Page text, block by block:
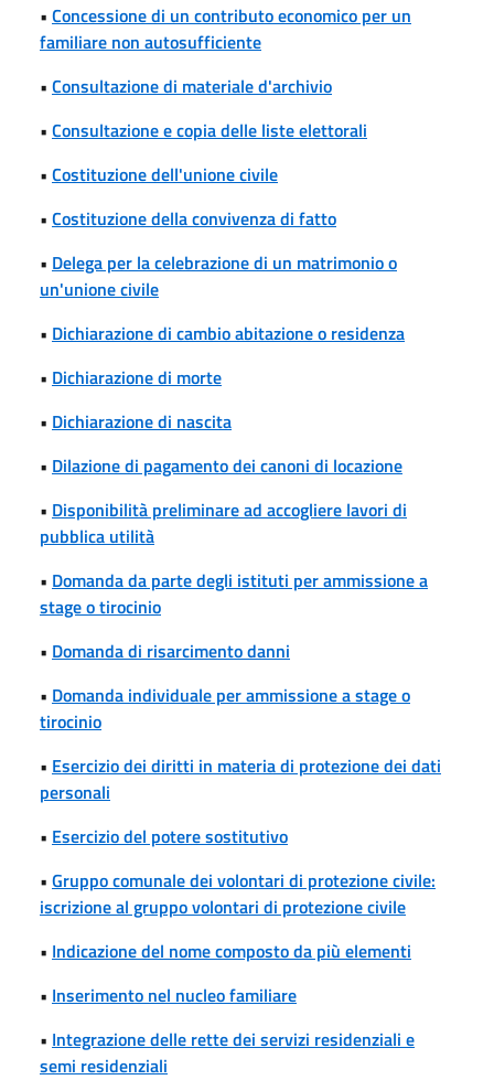
• Concessione di un contributo economico per un
familiare non autosufficiente
• Consultazione di materiale d'archivio
• Consultazione e copia delle liste elettorali
• Costituzione dell'unione civile
• Costituzione della convivenza di fatto
• Delega per la celebrazione di un matrimonio o
un'unione civile
• Dichiarazione di cambio abitazione o residenza
• Dichiarazione di morte
• Dichiarazione di nascita
• Dilazione di pagamento dei canoni di locazione
• Disponibilità preliminare ad accogliere lavori di
pubblica utilità
• Domanda da parte degli istituti per ammissione a
stage o tirocinio
• Domanda di risarcimento danni
• Domanda individuale per ammissione a stage o
tirocinio
• Esercizio dei diritti in materia di protezione dei dati
personali
• Esercizio del potere sostitutivo
• Gruppo comunale dei volontari di protezione civile:
iscrizione al gruppo volontari di protezione civile
• Indicazione del nome composto da più elementi
• Inserimento nel nucleo familiare
• Integrazione delle rette dei servizi residenziali e
semi residenziali